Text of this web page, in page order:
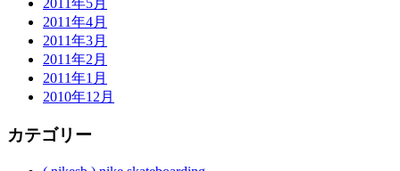
2011年5月
2011年4月
2011年3月
2011年2月
2011年1月
2010年12月
カテゴリー